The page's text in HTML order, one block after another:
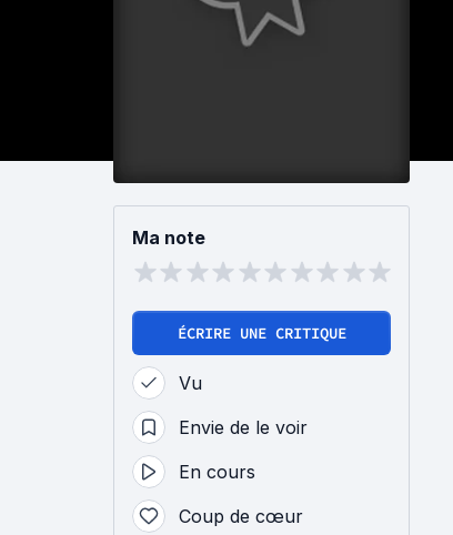
Ma note
ÉCRIRE UNE CRITIQUE
Vu
Envie de le voir
En cours
Coup de cœur